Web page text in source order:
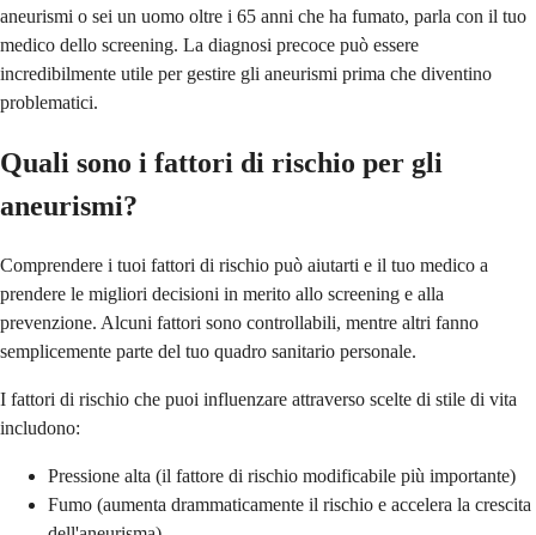
aneurismi o sei un uomo oltre i 65 anni che ha fumato, parla con il tuo
medico dello screening. La diagnosi precoce può essere
incredibilmente utile per gestire gli aneurismi prima che diventino
problematici.
Quali sono i fattori di rischio per gli
aneurismi?
Comprendere i tuoi fattori di rischio può aiutarti e il tuo medico a
prendere le migliori decisioni in merito allo screening e alla
prevenzione. Alcuni fattori sono controllabili, mentre altri fanno
semplicemente parte del tuo quadro sanitario personale.
I fattori di rischio che puoi influenzare attraverso scelte di stile di vita
includono:
Pressione alta (il fattore di rischio modificabile più importante)
Fumo (aumenta drammaticamente il rischio e accelera la crescita